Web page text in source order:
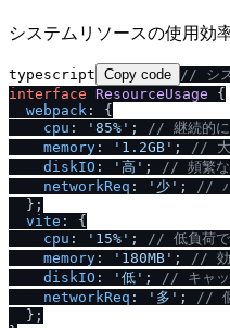
システムリソースの使用効
typescript Copy code / / シ
interface
ResourceUsage {
webpack : {
cpu : '85%' ; / / 継続的
memory : '1.2GB' ; / /
diskIO : '高' ; / / 頻繁
networkReq : '少' ; / /
  };
vite : {
cpu : '15%' ; / / 低負荷
memory : '180MB' ; / /
diskIO : '低' ; / / キャ
networkReq : '多' ; / /
  };